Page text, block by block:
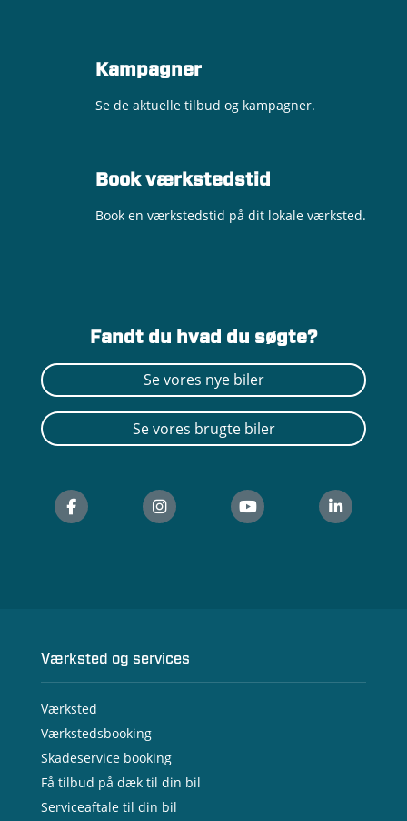
Kampagner
Se de aktuelle tilbud og kampagner.
Book værkstedstid
Book en værkstedstid på dit lokale værksted.
Fandt du hvad du søgte?
Se vores nye biler
Se vores brugte biler
Værksted og services
Værksted
Værkstedsbooking
Skadeservice booking
Få tilbud på dæk til din bil
Serviceaftale til din bil